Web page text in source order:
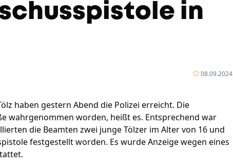
in
08.09.2024
haben gestern Abend die Polizei erreicht. Die
wahrgenommen worden, heißt es. Entsprechend war
die Beamten zwei junge Tölzer im Alter von 16 und
festgestellt worden. Es wurde Anzeige wegen eines